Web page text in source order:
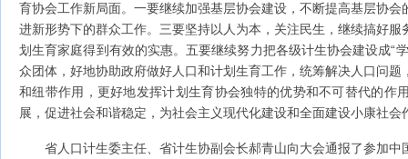
育协会工作新局面。一要继续加强基层协会建设，不断提高基层协
进新形势下的群众工作。三要坚持以人为本，关注民生，继续搞好
划生育家庭得到有效的实惠。五要继续努力把各级计生协会建设成“
众团体，好地协助政府做好人口和计划生育工作，统筹解决人口问
和纽带作用，更好地发挥计划生育协会独特的优势和不可替代的作
展，促进社会和谐稳定，为社会主义现代化建设和全面建设小康社会
省人口计生委主任、省计生协副会长郝青山向大会通报了参加